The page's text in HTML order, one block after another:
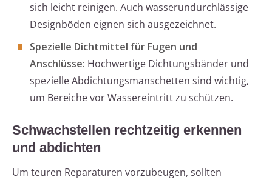
sich leicht reinigen. Auch wasserundurchlässige
Designböden eignen sich ausgezeichnet.
Spezielle Dichtmittel für Fugen und
Anschlüsse: Hochwertige Dichtungsbänder und
spezielle Abdichtungsmanschetten sind wichtig,
um Bereiche vor Wassereintritt zu schützen.
Schwachstellen rechtzeitig erkennen
und abdichten
Um teuren Reparaturen vorzubeugen, sollten